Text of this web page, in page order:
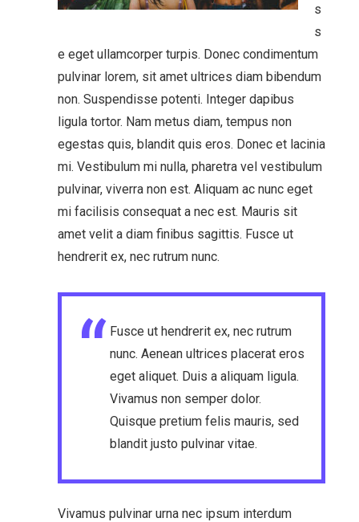
s
s
e eget ullamcorper turpis. Donec condimentum
pulvinar lorem, sit amet ultrices diam bibendum
non. Suspendisse potenti. Integer dapibus
ligula tortor. Nam metus diam, tempus non
egestas quis, blandit quis eros. Donec et lacinia
mi. Vestibulum mi nulla, pharetra vel vestibulum
pulvinar, viverra non est. Aliquam ac nunc eget
mi facilisis consequat a nec est. Mauris sit
amet velit a diam finibus sagittis. Fusce ut
hendrerit ex, nec rutrum nunc.
Fusce ut hendrerit ex, nec rutrum
nunc. Aenean ultrices placerat eros
eget aliquet. Duis a aliquam ligula.
Vivamus non semper dolor.
Quisque pretium felis mauris, sed
blandit justo pulvinar vitae.
Vivamus pulvinar urna nec ipsum interdum